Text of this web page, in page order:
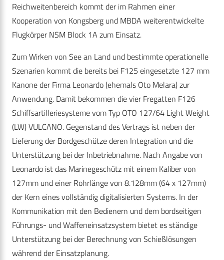
Reichweitenbereich kommt der im Rahmen einer
Kooperation von Kongsberg und MBDA weiterentwickelte
Flugkörper NSM Block 1A zum Einsatz.
Zum Wirken von See an Land und bestimmte operationelle
Szenarien kommt die bereits bei F125 eingesetzte 127 mm
Kanone der Firma Leonardo (ehemals Oto Melara) zur
Anwendung. Damit bekommen die vier Fregatten F126
Schiffsartilleriesysteme vom Typ OTO 127/64 Light Weight
(LW) VULCANO. Gegenstand des Vertrags ist neben der
Lieferung der Bordgeschütze deren Integration und die
Unterstützung bei der Inbetriebnahme. Nach Angabe von
Leonardo ist das Marinegeschütz mit einem Kaliber von
127mm und einer Rohrlänge von 8.128mm (64 x 127mm)
der Kern eines vollständig digitalisierten Systems. In der
Kommunikation mit den Bedienern und dem bordseitigen
Führungs- und Waffeneinsatzsystem bietet es ständige
Unterstützung bei der Berechnung von Schießlösungen
während der Einsatzplanung.